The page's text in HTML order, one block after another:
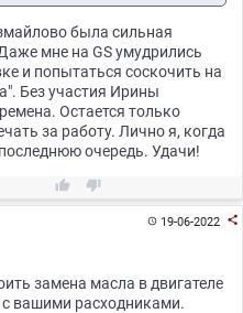
была сильная
мне на GS умудрились
и попытаться соскочить на
Без участия Ирины
Остается только
за работу. Лично я, когда
очередь. Удачи!
 
19-06-2022 
замена масла в двигателе
с вашими расходниками.